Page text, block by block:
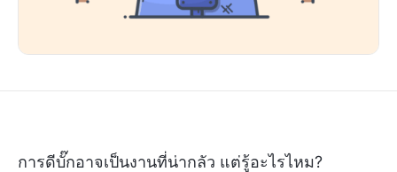
การดีบั๊กอาจเป็นงานที่น่ากลัว แต่รู้อะไรไหม?